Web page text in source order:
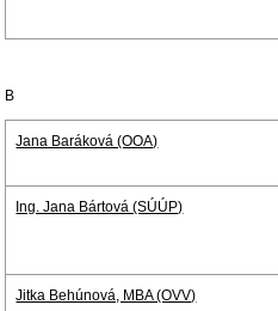
B
Jana Baráková (OOA)
Ing. Jana Bártová (SÚÚP)
Jitka Behúnová, MBA (OVV)